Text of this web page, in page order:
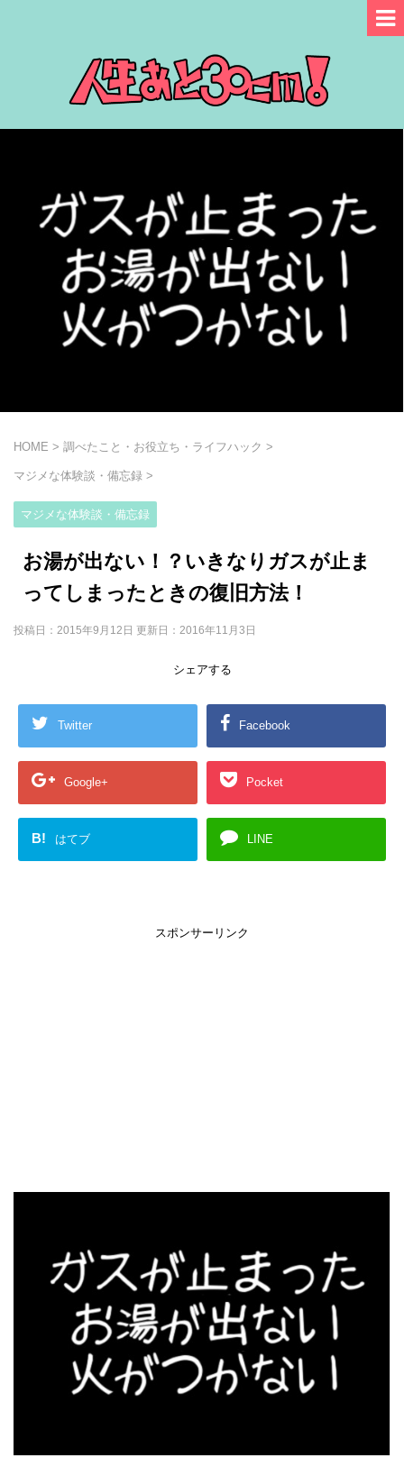
HOME > 調べたこと・お役立ち・ライフハック >
マジメな体験談・備忘録 >
マジメな体験談・備忘録
お湯が出ない！？いきなりガスが止ま
ってしまったときの復旧方法！
投稿日：2015年9月12日 更新日： 2016年11月3日
シェアする
Twitter Facebook
Google+ Pocket
B! はてブ LINE
スポンサーリンク